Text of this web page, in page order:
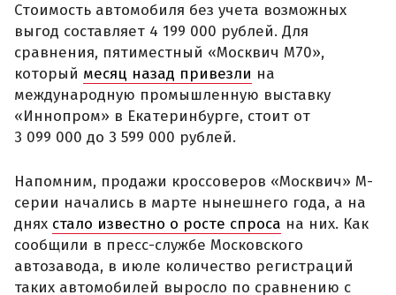
Стоимость автомобиля без учета возможных
выгод составляет 4 199 000 рублей. Для
сравнения, пятиместный «Москвич М70»,
который месяц назад привезли на
международную промышленную выставку
«Иннопром» в Екатеринбурге, стоит от
3 099 000 до 3 599 000 рублей.
Напомним, продажи кроссоверов «Москвич» М-
серии начались в марте нынешнего года, а на
днях стало известно о росте спроса на них. Как
сообщили в пресс-службе Московского
автозавода, в июле количество регистраций
таких автомобилей выросло по сравнению с